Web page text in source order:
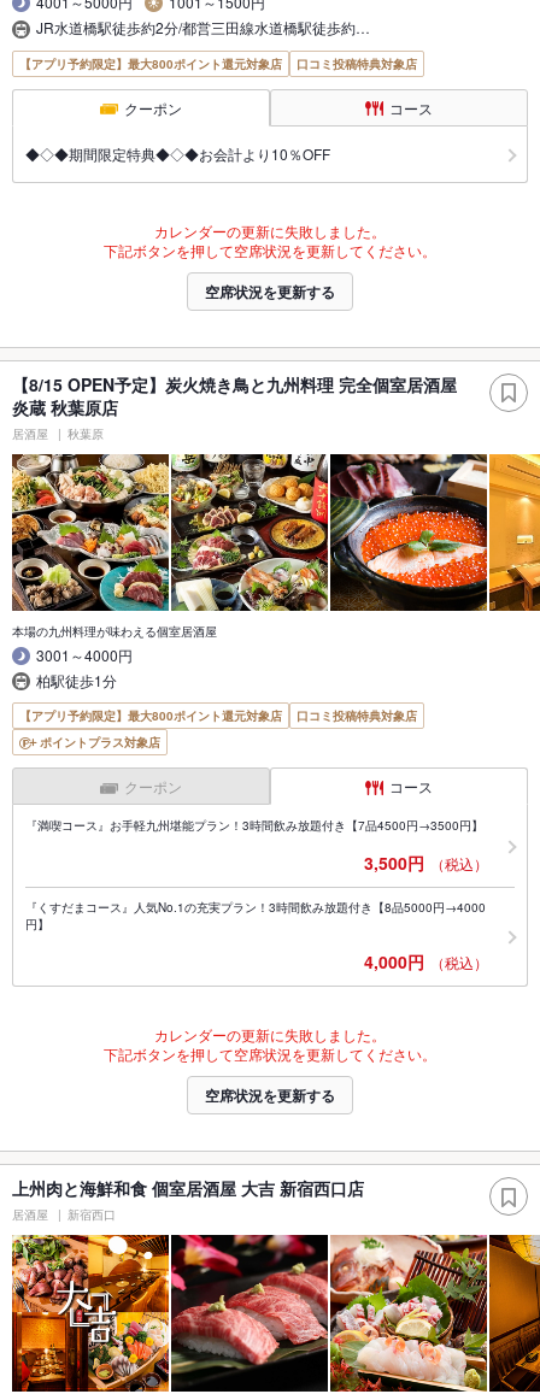
JR水道橋駅徒歩約2分/都営三田線水道橋駅徒歩約…
【アプリ予約限定】最大800ポイント還元対象店 口コミ投稿特典対象店
クーポン コース
◆◇◆期間限定特典◆◇◆お会計より10％OFF
カレンダーの更新に失敗しました。
下記ボタンを押して空席状況を更新してください。
空席状況を更新する
【8/15 OPEN予定】炭火焼き鳥と九州料理 完全個室居酒屋
炎蔵 秋葉原店
居酒屋 秋葉原
本場の九州料理が味わえる個室居酒屋
3001～4000円
柏駅徒歩1分
【アプリ予約限定】最大800ポイント還元対象店
口コミ投稿特典対象店
ポイントプラス対象店
クーポン コース
『満喫コース』お手軽九州堪能プラン！3時間飲み放題付き【7品4500円→3500円】
3,500円 （税込）
『くすだまコース』人気No.1の充実プラン！3時間飲み放題付き【8品5000円→4000
円】
4,000円 （税込）
カレンダーの更新に失敗しました。
下記ボタンを押して空席状況を更新してください。
空席状況を更新する
上州肉と海鮮和食 個室居酒屋 大吉 新宿西口店
居酒屋 新宿西口